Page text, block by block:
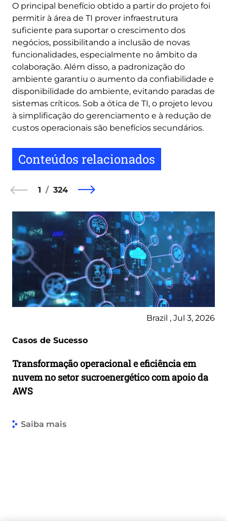
O principal benefício obtido a partir do projeto foi
permitir à área de TI prover infraestrutura
suficiente para suportar o crescimento dos
negócios, possibilitando a inclusão de novas
funcionalidades, especialmente no âmbito da
colaboração. Além disso, a padronização do
ambiente garantiu o aumento da confiabilidade e
disponibilidade do ambiente, evitando paradas de
sistemas críticos. Sob a ótica de TI, o projeto levou
à simplificação do gerenciamento e à redução de
custos operacionais são benefícios secundários.
Conteúdos relacionados
1 324
Brazil , Jul 3, 2026
Casos de Sucesso
Transformação operacional e eficiência em
nuvem no setor sucroenergético com apoio da
AWS
Saiba mais